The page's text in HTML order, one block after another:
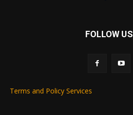
FOLLOW US
Terms and Policy Services